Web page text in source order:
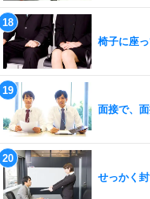
椅子に座
面接で、
せっかく